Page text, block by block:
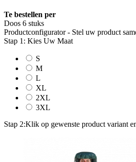
Te bestellen per
Doos 6 stuks
Productconfigurator - Stel uw product
Stap 1: Kies Uw Maat
S
M
L
XL
2XL
3XL
Stap 2:Klik op gewenste product variant